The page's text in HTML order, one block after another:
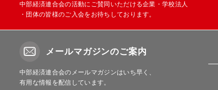
中部経済連合会の活動にご賛同いただける企業・学校法人
・団体の皆様のご入会をお待ちしております。
メールマガジンのご案内
中部経済連合会のメールマガジンはいち早く、
有用な情報を配信しています。